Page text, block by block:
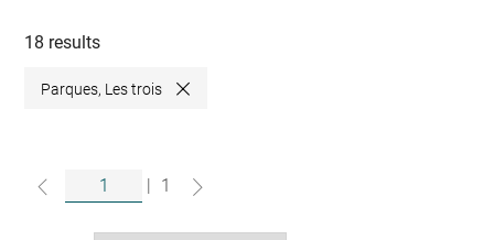
collections
18 results
Parques, Les trois Close
1